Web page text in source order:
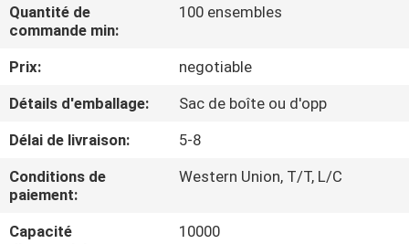
VISITE
CONTRÔLE
DE
QUALITÉ
CONTACTEZ-
Quantité de
commande min:
100 ensembles
Prix:
negotiable
Détails d'emballage:
Sac de boîte ou d'opp
Délai de livraison:
5-8
Conditions de
paiement:
Western Union, T/T, L/C
Capacité
10000